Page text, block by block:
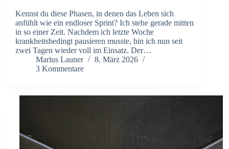
Kennst du diese Phasen, in denen das Leben sich
anfühlt wie ein endloser Sprint? Ich stehe gerade mitten
in so einer Zeit. Nachdem ich letzte Woche
krankheitsbedingt pausieren musste, bin ich nun seit
zwei Tagen wieder voll im Einsatz. Der…
Marius Launer
8. März 2026
3 Kommentare